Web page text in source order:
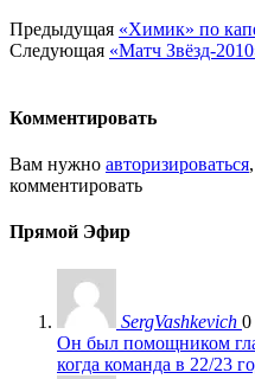
Предыдущая «Химик» по
Следующая «Матч Звёзд-
Комментировать
Вам нужно авторизироваться
комментировать
Прямой Эфир
SergVashkevich 0
Он был помощником
когда команда в 22/23